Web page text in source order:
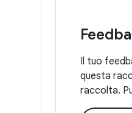
Il tuo
questa
raccolta.